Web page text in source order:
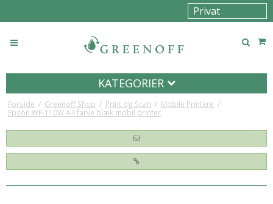
KATEGORIER
Forside / Greenoff Shop / Print og Scan / Mobile Printere /
Epson WF-110W A4 farve blæk mobil printer